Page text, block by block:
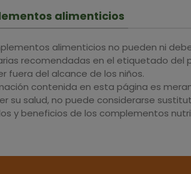
alimenticios
alimenticios no pueden ni
recomendadas en el etiquetado del
fuera del alcance de los niños.
contenida en esta página es
su salud, no puede considerarse
y beneficios de los complementos